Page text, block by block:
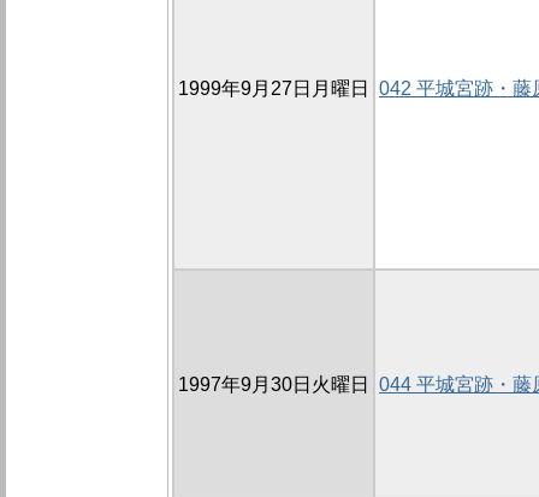
1999年9月27日月曜日 042 平城宮跡・藤
1997年9月30日火曜日 044 平城宮跡・藤